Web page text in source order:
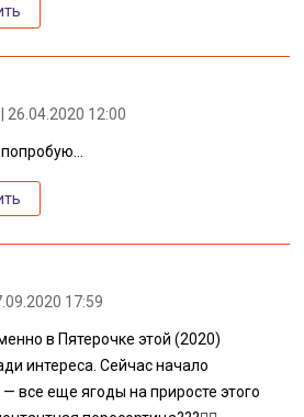
| 26.04.2020 12:00
17:59
в Пятерочке этой (2020)
интереса. Сейчас начало
— все еще ягоды на приросте этого